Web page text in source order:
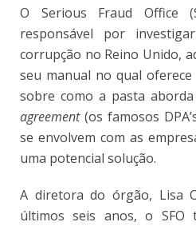
O Serious Fraud Office
responsável por
corrupção no Reino Unido,
seu manual no qual
sobre como a pasta
agreement(os famosos
se envolvem com as
uma potencial solução.
A diretora do órgão, Lisa
últimos seis anos, o SFO